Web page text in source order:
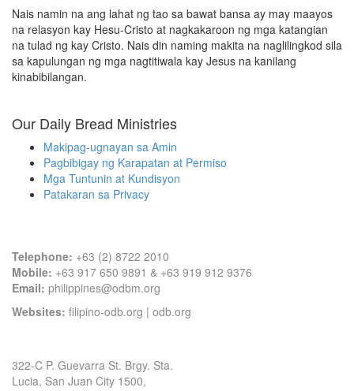
Nais namin na ang lahat ng tao sa bawat bansa ay may maayos
na relasyon kay Hesu-Cristo at nagkakaroon ng mga katangian
na tulad ng kay Cristo. Nais din naming makita na naglilingkod sila
sa kapulungan ng mga nagtitiwala kay Jesus na kanilang
kinabibilangan.
Our Daily Bread Ministries
Makipag-ugnayan sa Amin
Pagbibigay ng Karapatan at Permiso
Mga Tuntunin at Kundisyon
Patakaran sa Privacy
Telephone: +63 (2) 8722 2010
Mobile: +63 917 650 9891 & +63 919 912 9376
Email: philippines@odbm.org
Websites: filipino-odb.org | odb.org
322-C P. Guevarra St. Brgy. Sta.
Lucia, San Juan City 1500,